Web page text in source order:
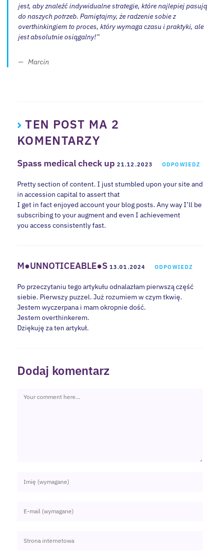
jest, aby znaleźć indywidualne strategie, które najlepiej pasują
do naszych potrzeb. Pamiętajmy, że radzenie sobie z
overthinkingiem to proces, który wymaga czasu i praktyki, ale
jest absolutnie osiągalny!”
Marcin
TEN POST MA 2
KOMENTARZY
Spass medical check up 21.12.2023 ODPOWIEDZ
Pretty section of content. I just stumbled upon your site and
in accession capital to assert that
I get in fact enjoyed account your blog posts. Any way I’ll be
subscribing to your augment and even I achievement
you access consistently fast.
M●UNNOTICEABLE●S 13.01.2024 ODPOWIEDZ
Po przeczytaniu tego artykułu odnalazłam pierwszą część
siebie. Pierwszy puzzel. Już rozumiem w czym tkwię.
Jestem wyczerpana i mam okropnie dość.
Jestem overthinkerem.
Dziękuję za ten artykuł.
Dodaj komentarz